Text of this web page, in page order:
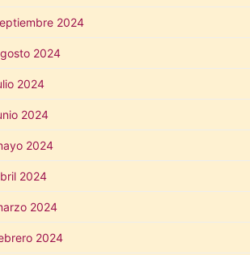
2024
2024
2024
2024
2024
2024
2024
2024